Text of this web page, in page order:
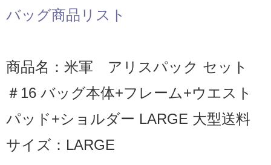
バッグ商品リスト
商品名：米軍 アリスパック セット
＃16 バッグ本体+フレーム+ウエスト
パッド+ショルダー LARGE 大型送料
サイズ：LARGE